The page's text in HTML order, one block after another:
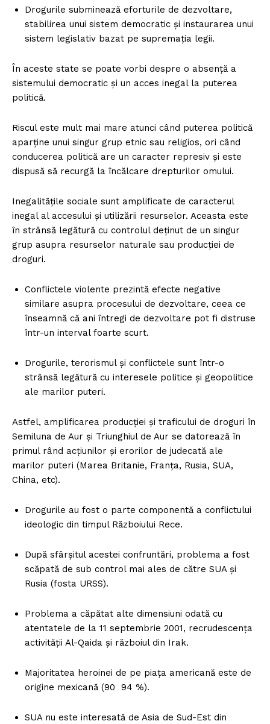
Drogurile subminează eforturile de dezvoltare,
stabilirea unui sistem democratic şi instaurarea unui
sistem legislativ bazat pe supremaţia legii.
În aceste state se poate vorbi despre o absenţă a
sistemului democratic şi un acces inegal la puterea
politică.
Riscul este mult mai mare atunci când puterea politică
aparţine unui singur grup etnic sau religios, ori când
conducerea politică are un caracter represiv şi este
dispusă să recurgă la încălcare drepturilor omului.
Inegalităţile sociale sunt amplificate de caracterul
inegal al accesului şi utilizării resurselor. Aceasta este
în strânsă legătură cu controlul deţinut de un singur
grup asupra resurselor naturale sau producţiei de
droguri.
Conflictele violente prezintă efecte negative
similare asupra procesului de dezvoltare, ceea ce
înseamnă că ani întregi de dezvoltare pot fi distruse
într-un interval foarte scurt.
Drogurile, terorismul şi conflictele sunt într-o
strânsă legătură cu interesele politice şi geopolitice
ale marilor puteri.
Astfel, amplificarea producţiei şi traficului de droguri în
Semiluna de Aur şi Triunghiul de Aur se datorează în
primul rând acţiunilor şi erorilor de judecată ale
marilor puteri (Marea Britanie, Franţa, Rusia, SUA,
China, etc).
Drogurile au fost o parte componentă a conflictului
ideologic din timpul Războiului Rece.
După sfârşitul acestei confruntări, problema a fost
scăpată de sub control mai ales de către SUA şi
Rusia (fosta URSS).
Problema a căpătat alte dimensiuni odată cu
atentatele de la 11 septembrie 2001, recrudescenţa
activităţii Al-Qaida şi războiul din Irak.
Majoritatea heroinei de pe piaţa americană este de
origine mexicană (90 94 %).
SUA nu este interesată de Asia de Sud-Est din